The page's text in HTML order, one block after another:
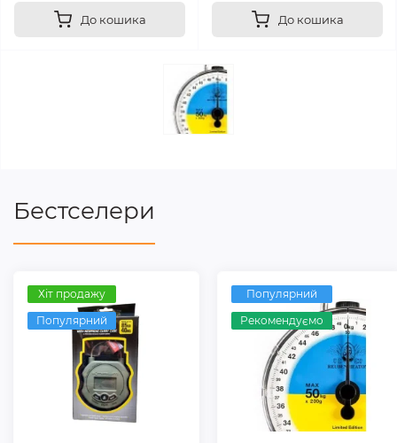
До кошика До кошика
Бестселери
Хіт продажу
Популярний
Популярний
Рекомендуємо